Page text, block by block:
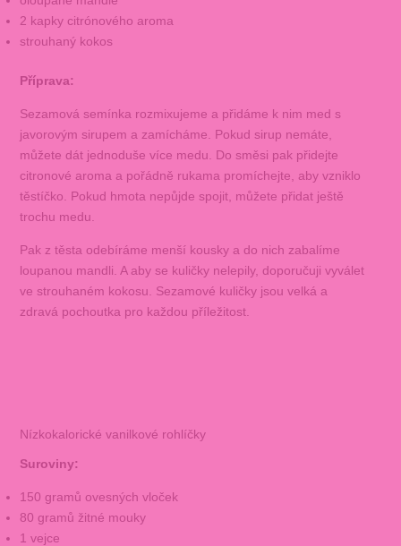
2 kapky citrónového aroma
strouhaný kokos
Příprava:
Sezamová semínka rozmixujeme a přidáme k nim med s
javorovým sirupem a zamícháme. Pokud sirup nemáte,
můžete dát jednoduše více medu. Do směsi pak přidejte
citronové aroma a pořádně rukama promíchejte, aby vzniklo
těstíčko. Pokud hmota nepůjde spojit, můžete přidat ještě
trochu medu.
Pak z těsta odebíráme menší kousky a do nich zabalíme
loupanou mandli. A aby se kuličky nelepily, doporučuji vyválet
ve strouhaném kokosu. Sezamové kuličky jsou velká a
zdravá pochoutka pro každou příležitost.
Nízkokalorické vanilkové rohlíčky
Suroviny:
150 gramů ovesných vloček
80 gramů žitné mouky
1 vejce